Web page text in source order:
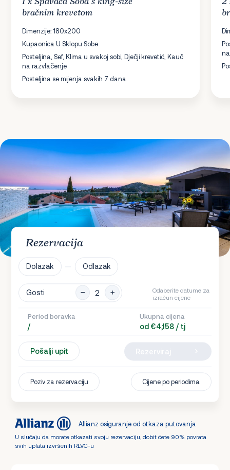
bračnim krevetom
Dimenzije: 180x200
Kupaonica U Sklopu Sobe
Posteljina, Sef, Klima u svakoj sobi, Dječji krevetić, Kauč
na razvlačenje
Posteljina se mijenja svakih 7 dana.
Rezervacija
Dolazak Odlazak
Gosti
Odaberite datume za
izračun cijene
Period boravka
/
Ukupna cijena
od €4,158 / tj
Pošalji upit
Poziv za rezervaciju Cijene po periodima
Allianz osiguranje od otkaza putovanja
U slučaju da morate otkazati svoju rezervaciju, dobit ćete 90% povrata
svih uplata izvršenih RLVC-u